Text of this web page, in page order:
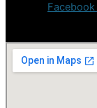
Facebook